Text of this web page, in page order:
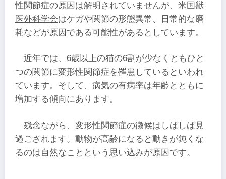
性関節症の原因は解明されていませんが、 米国獣
医外科学会はケガや関節の形態異常、日常的な磨
耗などが原因である可能性があるとしています。
近年では、6歳以上の猫の6割が少なくともひと
つの関節に変形性関節症を罹患しているといわれ
ています。そして、病気の有病率は年齢とともに
増加する傾向にあります。
残念ながら、変形性関節症の徴候はしばしば見
過ごされます。動物が高齢になると動きが鈍くな
るのは自然なことという思い込みが原因です。